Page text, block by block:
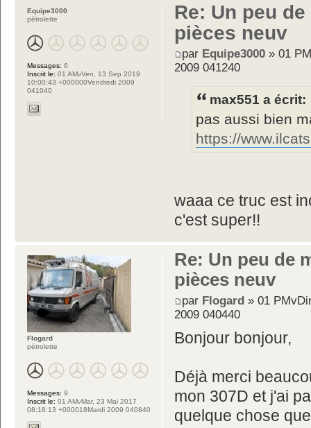
Re: Un peu
pièces neuv
par Equipe3000 » 01
2009 041240
max551 a écrit:
pas aussi bien
https://
waaa ce truc est
c'est super!!
Equipe3000
pétrolette
Messages: 6
Inscrit le: 01 AMvVen, 13 Sep 2019
10:00:43 +000000Vendredi 2009
041040
Re: Un peu de
pièces neuv
par Flogard » 01
2009 040440
Bonjour bonjour,
Déjà merci
mon 307D et j'ai
quelque chose
Flogard
pétrolette
Messages: 9
Inscrit le: 01 AMvMar, 23 Mai 2017
08:18:13 +000018Mardi 2009 040840